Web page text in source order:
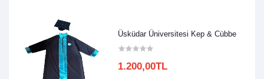
Üsküdar Üniversitesi Kep & Cübbe
1.200,00TL